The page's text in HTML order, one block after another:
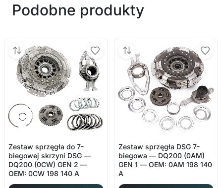
Podobne produkty
Zestaw sprzęgła do 7-
biegowej skrzyni DSG —
DQ200 (0CW) GEN 2 —
OEM: 0CW 198 140 A
Zestaw sprzęgła DSG 7-
biegowa — DQ200 (0AM)
GEN 1 — OEM: 0AM 198 140
A